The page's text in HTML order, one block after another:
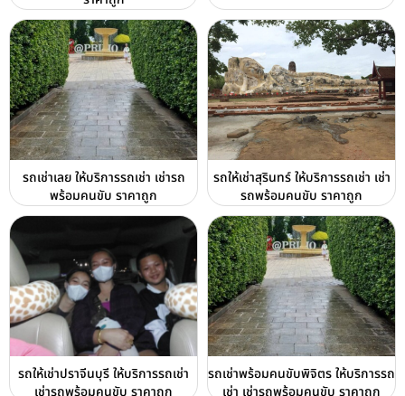
รถเช่าเลย ให้บริการรถเช่า เช่ารถ
พร้อมคนขับ ราคาถูก
รถให้เช่าสุรินทร์ ให้บริการรถเช่า เช่า
รถพร้อมคนขับ ราคาถูก
รถให้เช่าปราจีนบุรี ให้บริการรถเช่า
เช่ารถพร้อมคนขับ ราคาถูก
รถเช่าพร้อมคนขับพิจิตร ให้บริการรถ
เช่า เช่ารถพร้อมคนขับ ราคาถูก